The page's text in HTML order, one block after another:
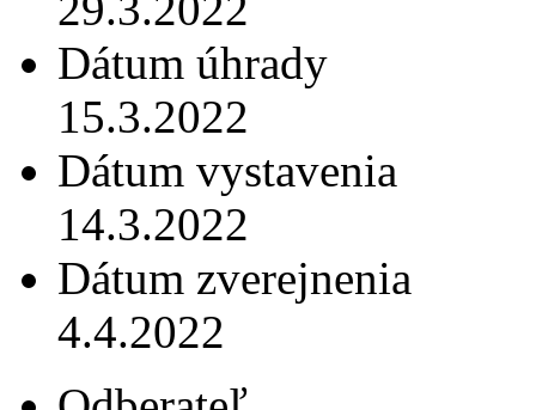
Dátum úhrady
15.3.2022
Dátum vystavenia
14.3.2022
Dátum zverejnenia
4.4.2022